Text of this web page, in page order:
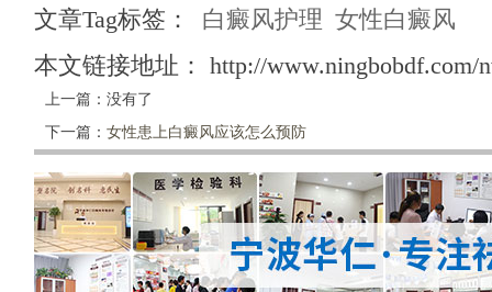
文章Tag标签： 白癜风护理 女性白癜风
本文链接地址： http://www.ningbobdf.com/
上一篇：没有了
下一篇： 女性患上白癜风应该怎么预防